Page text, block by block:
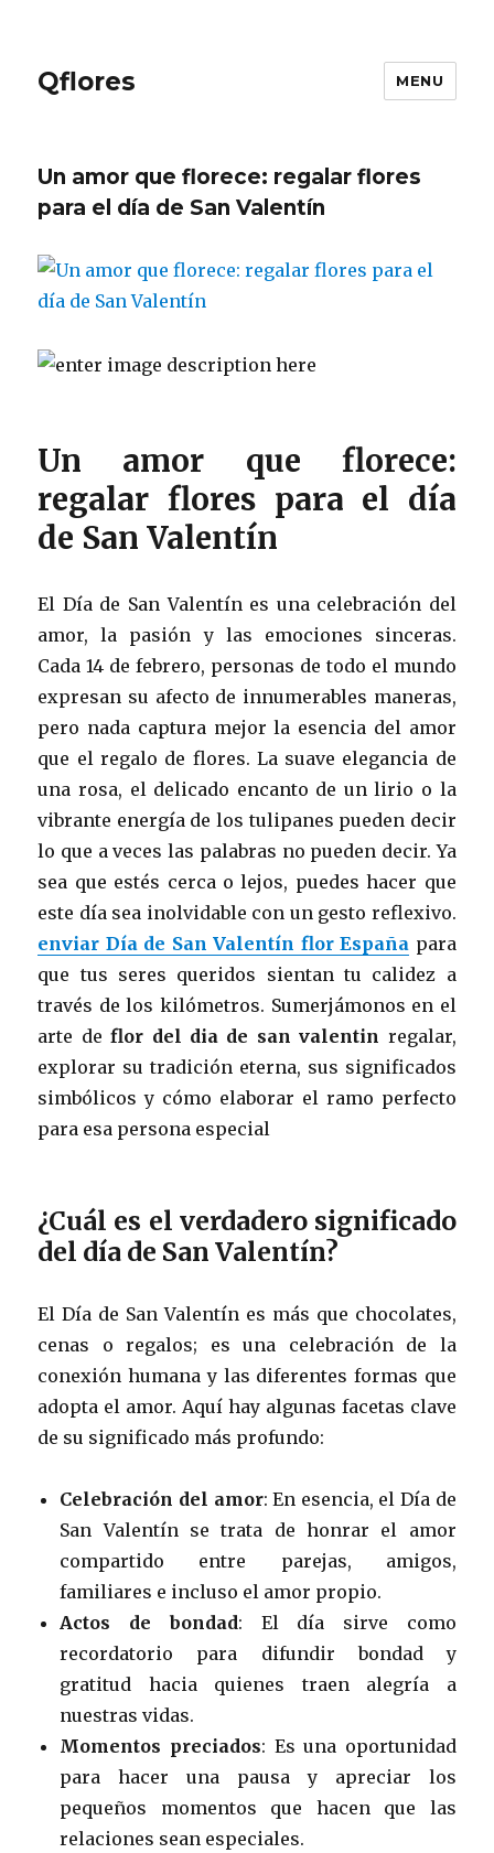
Qflores MENU
Un amor que florece: regalar flores
para el día de San Valentín
Un amor que florece:
regalar flores para el día
de San Valentín
El Día de San Valentín es una celebración del
amor, la pasión y las emociones sinceras.
Cada 14 de febrero, personas de todo el mundo
expresan su afecto de innumerables maneras,
pero nada captura mejor la esencia del amor
que el regalo de flores. La suave elegancia de
una rosa, el delicado encanto de un lirio o la
vibrante energía de los tulipanes pueden decir
lo que a veces las palabras no pueden decir. Ya
sea que estés cerca o lejos, puedes hacer que
este día sea inolvidable con un gesto reflexivo.
enviar Día de San Valentín flor España para
que tus seres queridos sientan tu calidez a
través de los kilómetros. Sumerjámonos en el
arte deflor del dia de san valentin regalar,
explorar su tradición eterna, sus significados
simbólicos y cómo elaborar el ramo perfecto
para esa persona especial
¿Cuál es el verdadero significado
del día de San Valentín?
El Día de San Valentín es más que chocolates,
cenas o regalos; es una celebración de la
conexión humana y las diferentes formas que
adopta el amor. Aquí hay algunas facetas clave
de su significado más profundo:
Celebración del amor: En esencia, el Día de
San Valentín se trata de honrar el amor
compartido entre parejas, amigos,
familiares e incluso el amor propio.
Actos de bondad: El día sirve como
recordatorio para difundir bondad y
gratitud hacia quienes traen alegría a
nuestras vidas.
Momentos preciados: Es una oportunidad
para hacer una pausa y apreciar los
pequeños momentos que hacen que las
relaciones sean especiales.